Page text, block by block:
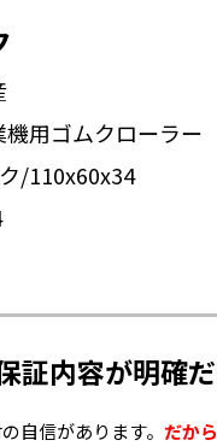
用ゴムクローラー
/110x60x34
証内容が明確
自信があります。 だか